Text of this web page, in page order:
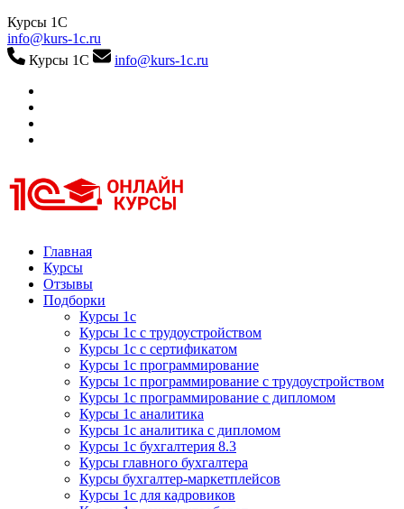
Курсы 1С
info@kurs-1c.ru
Курсы 1С
info@kurs-1c.ru
Курсы 1С
Курсы 1С официальная сертификация
Главная
Курсы
Отзывы
Подборки
Курсы 1с
Курсы 1с с трудоустройством
Курсы 1с с сертификатом
Курсы 1с программирование
Курсы 1с программирование с трудоустройством
Курсы 1с программирование с дипломом
Курсы 1с аналитика
Курсы 1с аналитика с дипломом
Курсы 1с бухгалтерия 8.3
Курсы главного бухгалтера
Курсы бухгалтер-маркетплейсов
Курсы 1с для кадровиков